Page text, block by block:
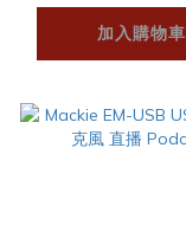
加入購物車